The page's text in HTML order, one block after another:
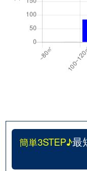
簡単3STEP♪最